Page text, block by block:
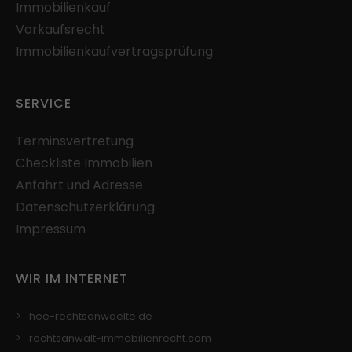
Immobilienkauf
Vorkaufsrecht
Immobilienkaufvertragsprüfung
SERVICE
Terminsvertretung
Checkliste Immobilien
Anfahrt und Adresse
Datenschutzerklärung
Impressum
WIR IM INTERNET
hee-rechtsanwaelte.de
rechtsanwalt-immobilienrecht.com
Speichert Einstellungen zur Einwilligung in die
Nutzung von Google Diensten im lokalen
Speicher des Browsers (Local Storage).
Anbieter: Google